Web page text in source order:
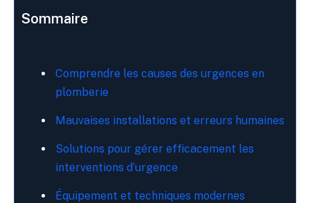
Sommaire
Comprendre les causes des urgences en
plomberie
Mauvaises installations et erreurs humaines
Solutions pour gérer efficacement les
interventions d’urgence
Équipement et techniques modernes